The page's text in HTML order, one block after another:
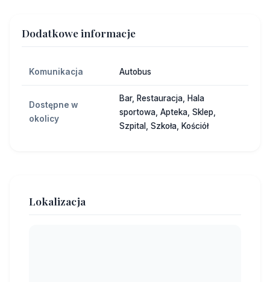
Dodatkowe informacje
Komunikacja Autobus
Dostępne w
okolicy
Bar, Restauracja, Hala
sportowa, Apteka, Sklep,
Szpital, Szkoła, Kościół
Lokalizacja